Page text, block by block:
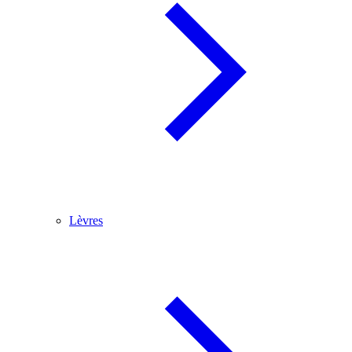
Lèvres